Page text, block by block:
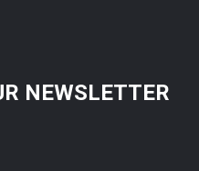
NEWSLETTER